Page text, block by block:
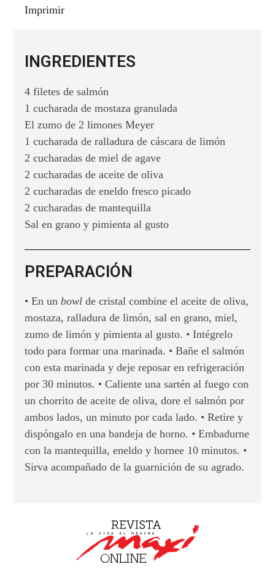
Imprimir
INGREDIENTES
4 filetes de salmón
1 cucharada de mostaza granulada
El zumo de 2 limones Meyer
1 cucharada de ralladura de cáscara de limón
2 cucharadas de miel de agave
2 cucharadas de aceite de oliva
2 cucharadas de eneldo fresco picado
2 cucharadas de mantequilla
Sal en grano y pimienta al gusto
PREPARACIÓN
• En un bowl de cristal combine el aceite de oliva,
mostaza, ralladura de limón, sal en grano, miel,
zumo de limón y pimienta al gusto. • Intégrelo
todo para formar una marinada. • Bañe el salmón
con esta marinada y deje reposar en refrigeración
por 30 minutos. • Caliente una sartén al fuego con
un chorrito de aceite de oliva, dore el salmón por
ambos lados, un minuto por cada lado. • Retire y
dispóngalo en una bandeja de horno. • Embadurne
con la mantequilla, eneldo y hornee 10 minutos. •
Sirva acompañado de la guarnición de su agrado.